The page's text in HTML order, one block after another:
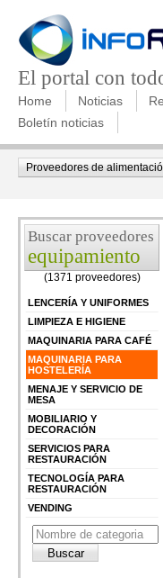
El portal con
Home Noticias
Boletín noticias
Proveedores de
Buscar proveedores
equipamiento
(1371 proveedores)
LENCERÍA Y UNIFORMES
LIMPIEZA E HIGIENE
MAQUINARIA PARA CAFÉ
MAQUINARIA PARA
HOSTELERÍA
MENAJE Y SERVICIO DE
MESA
MOBILIARIO Y
DECORACIÓN
SERVICIOS PARA
RESTAURACIÓN
TECNOLOGÍA PARA
RESTAURACIÓN
VENDING